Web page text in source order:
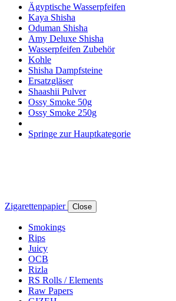
Ägyptische Wasserpfeifen
Kaya Shisha
Oduman Shisha
Amy Deluxe Shisha
Wasserpfeifen Zubehör
Kohle
Shisha Dampfsteine
Ersatzgläser
Shaashii Pulver
Ossy Smoke 50g
Ossy Smoke 250g
Springe zur Hauptkategorie
Zigarettenpapier Close
Smokings
Rips
Juicy
OCB
Rizla
RS Rolls / Elements
Raw Papers